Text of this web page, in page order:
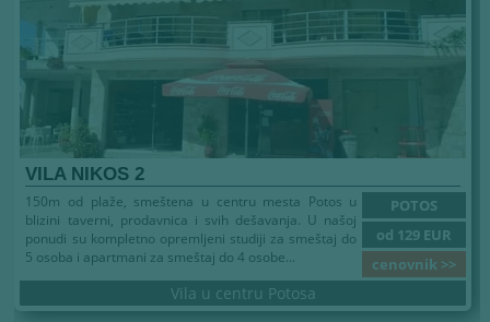
VILA NIKOS 2
POTOS
od 129 EUR
cenovnik >>
150m od plaže, smeštena u centru mesta Potos u
blizini taverni, prodavnica i svih dešavanja. U našoj
ponudi su kompletno opremljeni studiji za smeštaj do
5 osoba i apartmani za smeštaj do 4 osobe...
Vila u centru Potosa